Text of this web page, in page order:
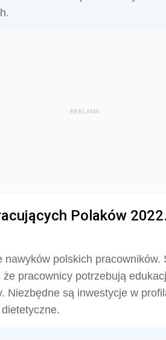
REKLAMA
Polaków
nawyków polskich
że pracownicy potrzebują
Niezbędne są inwestycje w